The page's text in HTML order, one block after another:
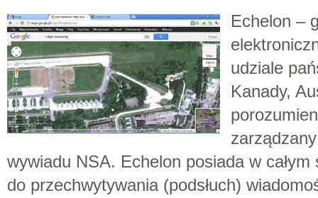
Echelon –
udziale
Kanady,
wywiadu NSA. Echelon posiada w
do przechwytywania (podsłuch)